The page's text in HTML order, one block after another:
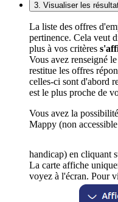
3. Visualiser les
La liste des offres
pertinence. Cela veut
plus à vos critères
Vous avez renseigné
restitue les offres
celles-ci sont d'abord
est le plus proche de
Vous avez la
Mappy (non
handicap) en cliquant
La carte affiche
voyez à l'écran. Pour